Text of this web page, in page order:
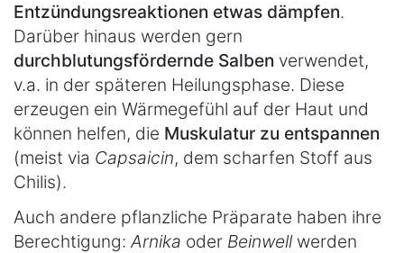
Entzündungsreaktionen etwas dämpfen.
Darüber hinaus werden gern
durchblutungsfördernde Salben verwendet,
v.a. in der späteren Heilungsphase. Diese
erzeugen ein Wärmegefühl auf der Haut und
können helfen, die Muskulatur zu entspannen
(meist via Capsaicin, dem scharfen Stoff aus
Chilis).
Auch andere pflanzliche Präparate haben ihre
Berechtigung: Arnika oder Beinwellwerden